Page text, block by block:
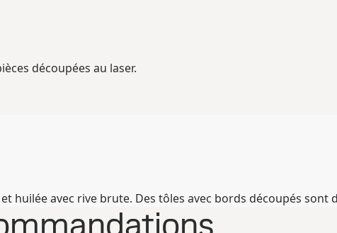
découpées au laser.
huilée avec rive brute. Des tôles avec bords découpés sont